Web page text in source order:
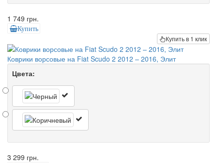
1 749 грн.
Купить
Купить в 1 клик
Коврики ворсовые на Fiat Scudo 2 2012 – 2016, Элит
Цвета:
3 299 грн.